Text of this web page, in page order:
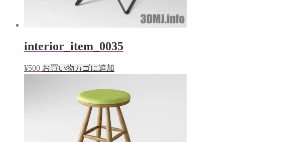
interior_item_0035
¥500 お買い物カゴに追加